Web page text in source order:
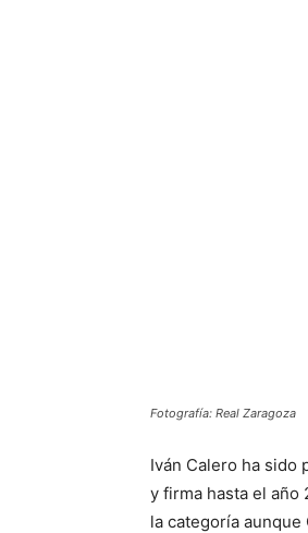
Fotografía: Real Zaragoza
Iván Calero ha sido
y firma hasta el año
la categoría